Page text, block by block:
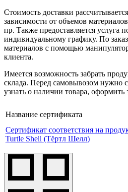
Стоимость доставки
зависимости от объемов
пр. Также предоставляется услуга
индивидуальному графику. По
материалов с помощью
клиента.
Имеется возможность забрать
склада. Перед самовывозом нужно
узнать о наличии товара, оформить
Название сертификата
Сертификат соответствия на
Turtle Shell (Тёртл Шелл)